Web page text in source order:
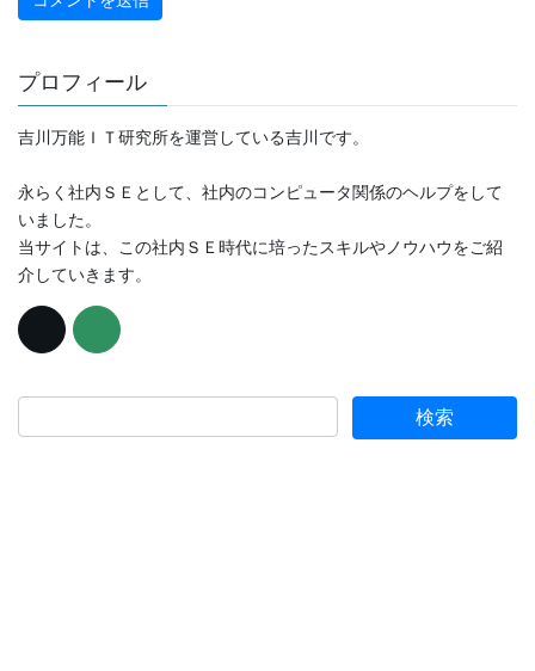
プロフィール
吉川万能ＩＴ研究所を運営している吉川です。
永らく社内ＳＥとして、社内のコンピュータ関係のヘルプをして
いました。
当サイトは、この社内ＳＥ時代に培ったスキルやノウハウをご紹
介していきます。